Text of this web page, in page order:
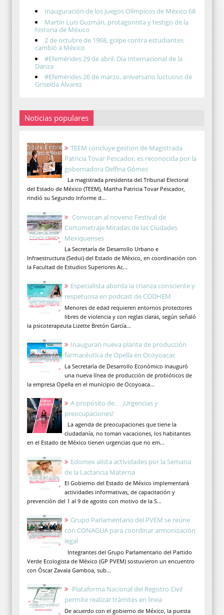
Inauguración de los Juegos Olímpicos de México 68
Martín Luis Guzmán, protagonista y testigo de la
historia de México
2 de octubre de 1968, golpe contra estudiantes
cambió a México
#Efemérides 29 de abril: Día Internacional de la
Danza
#Efemérides 26 de marzo, aniversario luctuoso de
Griselda Álvarez
Noticias populares
TEEM concluye gestión de Magistrada
Patricia Tovar Pescador, es reconocida por la
gobernadora Delfina Gómez
La magistrada presidenta del Tribunal Electoral
del Estado de México (TEEM), Martha Patricia Tovar Pescador,
rindió su Segundo Informe d...
Convocan al noveno Festival de
Cortometraje Miradas de las Ciudades
Mexiquenses
La Secretaría de Desarrollo Urbano e
Infraestructura (Sedui) del Estado de México, en coordinación con
la Facultad de Estudios Superiores Ac...
Especialista aborda la crianza consciente y
respetuosa en podcast de CODHEM
Menores de edad requieren entornos protectores
libres de violencia y con reglas claras, según señaló
la psicoterapeuta Lizette Bretón García...
Inauguran nueva planta de producción
farmacéutica de Opella en Ocoyoacac
La Secretaría de Desarrollo Económico inauguró
una nueva línea de producción de probióticos de
la empresa Opella en el municipio de Ocoyoaca...
A propósito de… ¡Urgencias y
preocupaciones!
La agenda de preocupaciones que tiene la
ciudadanía, no toman vacaciones, los habitantes
en el Estado de México tienen urgencias que no em...
Edomex alista actividades por la Semana
de la Lactancia Materna
El Gobierno del Estado de México implementará
actividades informativas, de capacitación y
prevención del 1 al 9 de agosto con motivo de la S...
Grupo Parlamentario del PVEM se reúne
con CONAGUA para coordinar armonización
legal
Integrantes del Grupo Parlamentario del Partido
Verde Ecologista de México (GP PVEM) sostuvieron un encuentro
con Óscar Zavala Gamboa, sub...
Plataforma Nacional del Registro Civil
permite realizar trámites en línea
De acuerdo con el gobierno de México, la puesta